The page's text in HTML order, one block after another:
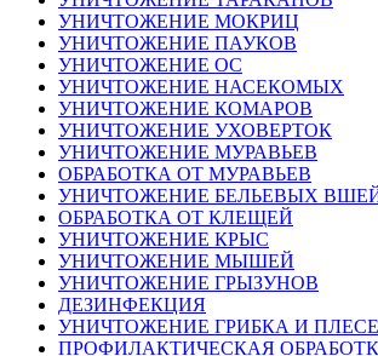
УНИЧТОЖЕНИЕ МОКРИЦ
УНИЧТОЖЕНИЕ ПАУКОВ
УНИЧТОЖЕНИЕ ОС
УНИЧТОЖЕНИЕ НАСЕКОМЫХ
УНИЧТОЖЕНИЕ КОМАРОВ
УНИЧТОЖЕНИЕ УХОВЕРТОК
УНИЧТОЖЕНИЕ МУРАВЬЕВ
ОБРАБОТКА ОТ МУРАВЬЕВ
УНИЧТОЖЕНИЕ БЕЛЬЕВЫХ
ОБРАБОТКА ОТ КЛЕЩЕЙ
УНИЧТОЖЕНИЕ КРЫС
УНИЧТОЖЕНИЕ МЫШЕЙ
УНИЧТОЖЕНИЕ ГРЫЗУНОВ
ДЕЗИНФЕКЦИЯ
УНИЧТОЖЕНИЕ ГРИБКА И
ПРОФИЛАКТИЧЕСКАЯ